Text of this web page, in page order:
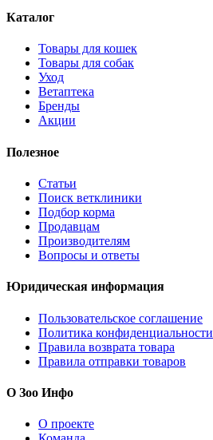
Каталог
Товары для кошек
Товары для собак
Уход
Ветаптека
Бренды
Акции
Полезное
Статьи
Поиск ветклиники
Подбор корма
Продавцам
Производителям
Вопросы и ответы
Юридическая информация
Пользовательское соглашение
Политика конфиденциальности
Правила возврата товара
Правила отправки товаров
О Зоо Инфо
О проекте